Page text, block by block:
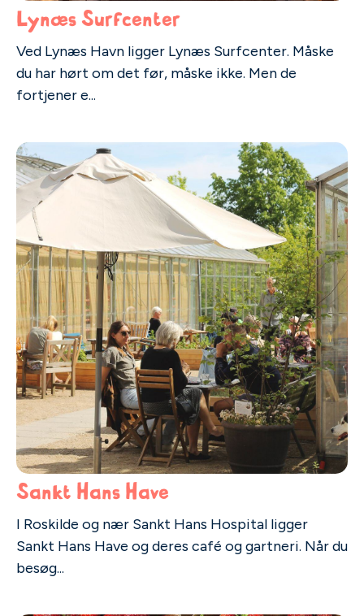
Lynæs Surfcenter
Ved Lynæs Havn ligger Lynæs Surfcenter. Måske
du har hørt om det før, måske ikke. Men de
fortjener e...
Sankt Hans Have
I Roskilde og nær Sankt Hans Hospital ligger
Sankt Hans Have og deres café og gartneri. Når du
besøg...